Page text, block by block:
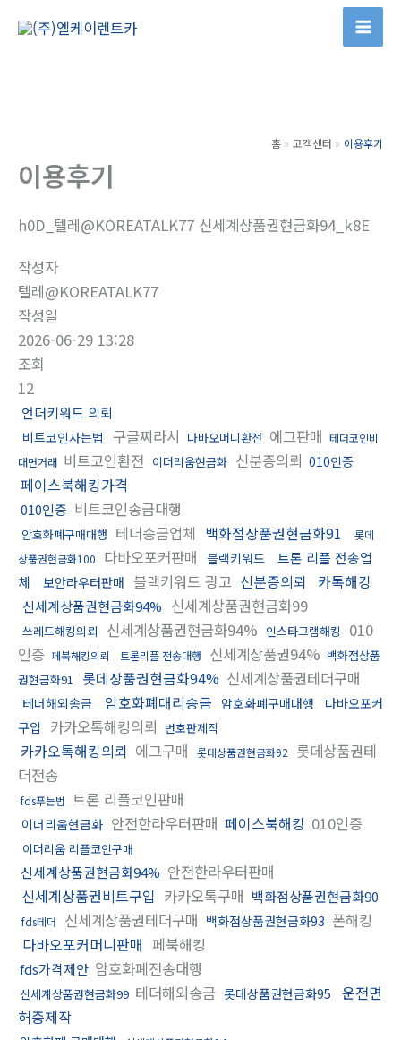
홈 고객센터 이용후기
이용후기
h0D_텔레@KOREATALK77 신세계상품권현금화94_k8E
작성자
텔레@KOREATALK77
작성일
2026-06-29 13:28
조회
12
언더키워드 의뢰
비트코인사는법 구글찌라시 다바오머니환전 에그판매 테더코인비
대면거래 비트코인환전 이더리움현금화 신분증의뢰 010인증
페이스북해킹가격
010인증 비트코인송금대행
암호화폐구매대행 테더송금업체 백화점상품권현금화91
롯데
상품권현금화100
다바오포커판매 블랙키워드
트론 리플 전송업
체
보안라우터판매 블랙키워드 광고 신분증의뢰 카톡해킹
신세계상품권현금화94% 신세계상품권현금화99
쓰레드해킹의뢰 신세계상품권현금화94% 인스타그램해킹
010
인증 페북해킹의뢰 트론리플 전송대행 신세계상품권94% 백화점상품
권현금화91
롯데상품권현금화94% 신세계상품권테더구매
테더해외송금 암호화폐대리송금 암호화폐구매대행
다바오포커
구입
카카오톡해킹의뢰 번호판제작
카카오톡해킹의뢰 에그구매 롯데상품권현금화92
롯데상품권테
더전송
fds푸는법 트론 리플코인판매
이더리움현금화 안전한라우터판매 페이스북해킹 010인증
이더리움 리플코인구매
신세계상품권현금화94% 안전한라우터판매
신세계상품권비트구입 카카오톡구매 백화점상품권현금화90
fds테더 신세계상품권테더구매 백화점상품권현금화93 폰해킹
다바오포커머니판매 페북해킹
fds가격제안 암호화폐전송대행
신세계상품권현금화99 테더해외송금 롯데상품권현금화95
운전면
허증제작